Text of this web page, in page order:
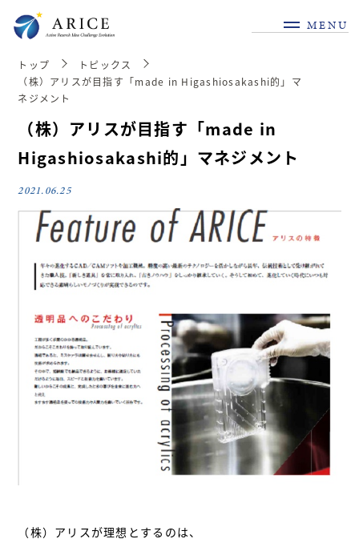
MENU
トップ
トピックス
（株）アリスが目指す「made in Higashiosakashi的」マ
ネジメント
（株）アリスが目指す「made in
Higashiosakashi的」マネジメント
2021.06.25
（株）アリスが理想とするのは、